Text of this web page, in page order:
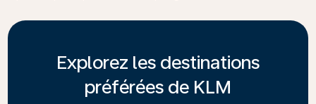
Explorez les destinations
préférées de KLM